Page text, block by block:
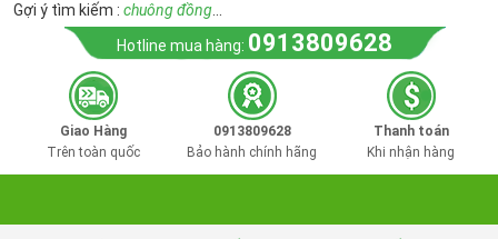
Gợi ý tìm kiếm : chuông đồng
Hotline mua hàng: 0913809628
Giao Hàng
Trên toàn quốc
0913809628
Bảo hành chính hãng
Thanh toán
Khi nhận hàng